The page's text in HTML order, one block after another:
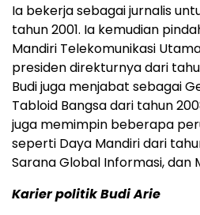
Ia bekerja sebagai jurnalis
tahun 2001. Ia kemudian
Mandiri Telekomunikasi
presiden direkturnya dari
Budi juga menjabat sebagai
Tabloid Bangsa dari tahun
juga memimpin beberapa
seperti Daya Mandiri dari
Sarana Global Informasi, dan
Karier politik Budi Arie